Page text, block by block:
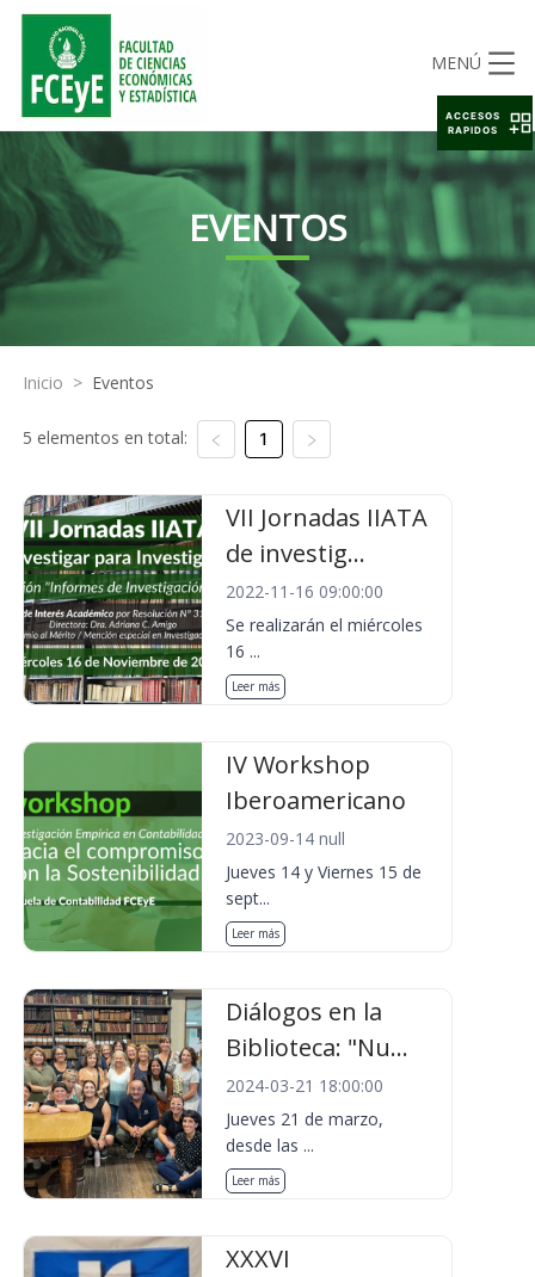
MENÚ
EVENTOS
Inicio > Eventos
5 elementos en total: 1
VII Jornadas IIATA
de investig...
2022-11-16 09:00:00
Se realizarán el miércoles
16 ...
Leer más
IV Workshop
Iberoamericano
2023-09-14 null
Jueves 14 y Viernes 15 de
sept...
Leer más
Diálogos en la
Biblioteca: "Nu...
2024-03-21 18:00:00
Jueves 21 de marzo,
desde las ...
Leer más
XXXVI
ACCESOS
RAPIDOS